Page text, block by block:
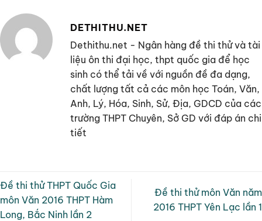
DETHITHU.NET
Dethithu.net - Ngân hàng đề thi thử và tài
liệu ôn thi đại học, thpt quốc gia để học
sinh có thể tải về với nguồn đề đa dạng,
chất lượng tất cả các môn học Toán, Văn,
Anh, Lý, Hóa, Sinh, Sử, Địa, GDCD của các
trường THPT Chuyên, Sở GD với đáp án chi
tiết
Đề thi thử THPT Quốc Gia
môn Văn 2016 THPT Hàm
Long, Bắc Ninh lần 2
Đề thi thử môn Văn năm
2016 THPT Yên Lạc lần 1